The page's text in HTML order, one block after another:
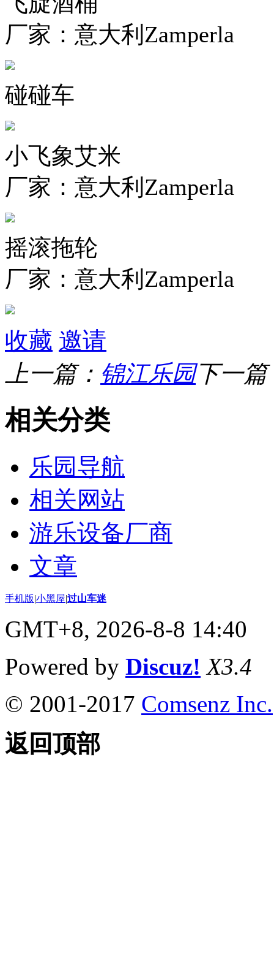
厂家：意大利Zamperla
碰碰车
小飞象艾米
厂家：意大利Zamperla
摇滚拖轮
厂家：意大利Zamperla
收藏 邀请
上一篇： 锦江乐园下一篇
相关分类
乐园导航
相关网站
游乐设备厂商
文章
手机版|小黑屋|过山车迷
GMT+8, 2026-8-8 14:40
Powered by Discuz! X3.4
© 2001-2017 Comsenz Inc.
返回顶部